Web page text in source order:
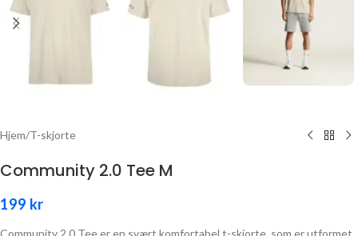
Hjem/T-skjorte
Community 2.0 Tee M
199 kr